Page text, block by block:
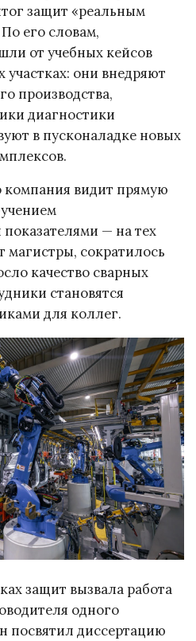
защит «реальным
его словам,
от учебных кейсов
участках: они внедряют
производства,
диагностики
в пусконаладке новых
компания видит прямую
— на тех
магистры, сократилось
качество сварных
становятся
для коллег.
защит вызвала работа
одного
посвятил диссертацию